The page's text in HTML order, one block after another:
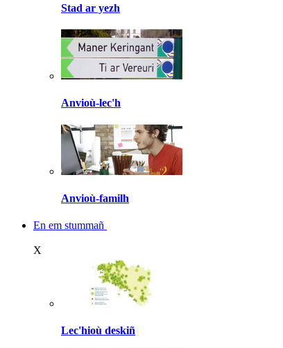
Stad ar yezh
Anvioù-lec'h
Anvioù-familh
En em stummañ
X
Lec'hioù deskiñ